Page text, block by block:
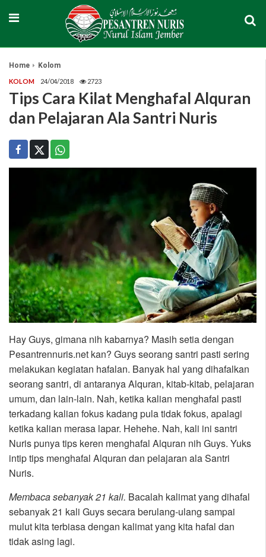
Home Kolom
KOLOM 24/04/2018 2723
Tips Cara Kilat Menghafal Alquran
dan Pelajaran Ala Santri Nuris
Hay Guys, gimana nih kabarnya? Masih setia dengan
Pesantrennuris.net kan? Guys seorang santri pasti sering
melakukan kegiatan hafalan. Banyak hal yang dihafalkan
seorang santri, di antaranya Alquran, kitab-kitab, pelajaran
umum, dan lain-lain. Nah, ketika kalian menghafal pasti
terkadang kalian fokus kadang pula tidak fokus, apalagi
ketika kalian merasa lapar. Hehehe. Nah, kali ini santri
Nuris punya tips keren menghafal Alquran nih Guys. Yuks
intip tips menghafal Alquran dan pelajaran ala Santri
Nuris.
Membaca sebanyak 21 kali. Bacalah kalimat yang dihafal
sebanyak 21 kali Guys secara berulang-ulang sampai
mulut kita terbiasa dengan kalimat yang kita hafal dan
tidak asing lagi.